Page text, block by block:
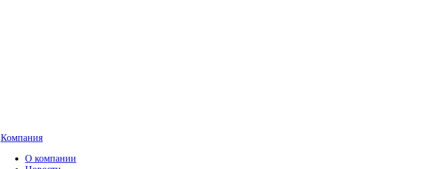
Компания
О компании